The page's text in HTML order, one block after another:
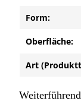
Form:
Oberfläche:
Art